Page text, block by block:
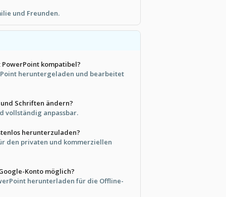
und Freunden.
kompatibel?
heruntergeladen und bearbeitet
Schriften ändern?
vollständig anpassbar.
herunterzuladen?
den privaten und kommerziellen
Konto möglich?
herunterladen für die Offline-